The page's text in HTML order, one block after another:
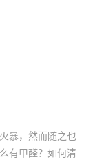
暴，然而随之也
有甲醛？如何清